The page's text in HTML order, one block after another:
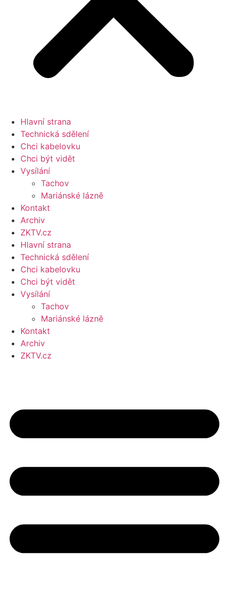
Hlavní strana
Technická sdělení
Chci kabelovku
Chci být vidět
Vysílání
Tachov
Mariánské lázně
Kontakt
Archiv
ZKTV.cz
Hlavní strana
Technická sdělení
Chci kabelovku
Chci být vidět
Vysílání
Tachov
Mariánské lázně
Kontakt
Archiv
ZKTV.cz